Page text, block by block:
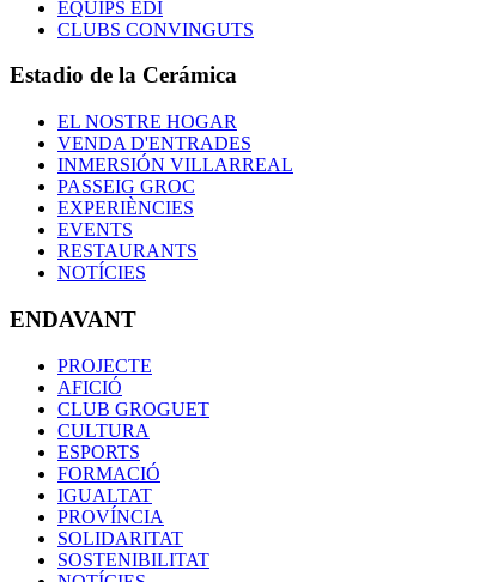
EQUIPS EDI
CLUBS CONVINGUTS
Estadio de la Cerámica
EL NOSTRE HOGAR
VENDA D'ENTRADES
INMERSIÓN VILLARREAL
PASSEIG GROC
EXPERIÈNCIES
EVENTS
RESTAURANTS
NOTÍCIES
ENDAVANT
PROJECTE
AFICIÓ
CLUB GROGUET
CULTURA
ESPORTS
FORMACIÓ
IGUALTAT
PROVÍNCIA
SOLIDARITAT
SOSTENIBILITAT